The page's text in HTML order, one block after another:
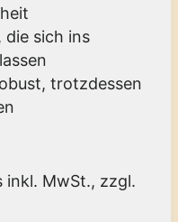
die sich ins
trotzdessen
inkl. MwSt., zzgl.